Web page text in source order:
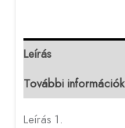
Leírás
További információk
Leírás 1.